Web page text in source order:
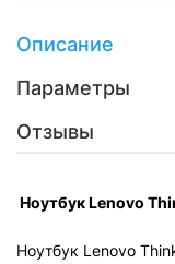
Описание
Параметры
Отзывы
Ноутбук Lenovo
Ноутбук Lenovo